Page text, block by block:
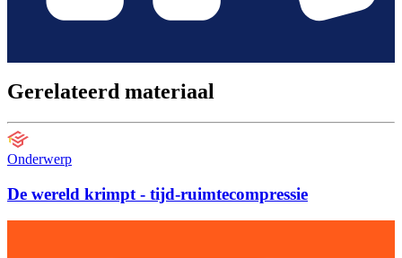
Gerelateerd materiaal
Onderwerp
De wereld krimpt - tijd-ruimtecompressie